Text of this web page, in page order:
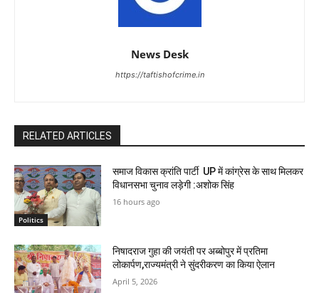
News Desk
https://taftishofcrime.in
RELATED ARTICLES
Politics
समाज विकास क्रांति पार्टी UP में कांग्रेस के साथ मिलकर
विधानसभा चुनाव लड़ेगी :अशोक सिंह
16 hours ago
निषादराज गुहा की जयंती पर अब्बोपुर में प्रतिमा
लोकार्पण,राज्यमंत्री ने सुंदरीकरण का किया ऐलान
April 5, 2026